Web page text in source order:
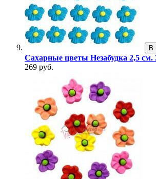
В
Сахарные цветы Незабудка 2,5 см.
269 руб.